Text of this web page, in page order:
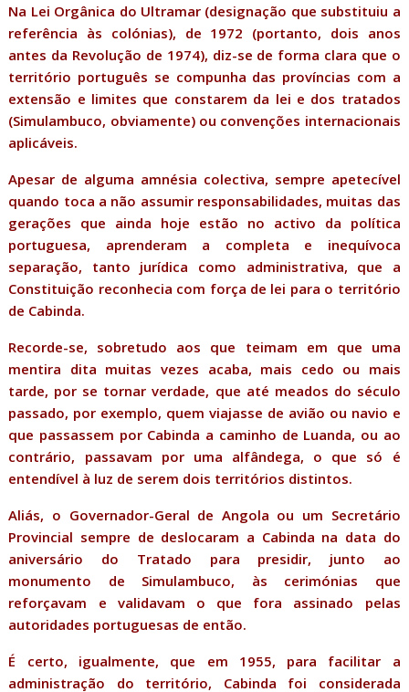
Na Lei Orgânica do Ultramar (designação que substituiu a
referência às colónias), de 1972 (portanto, dois anos
antes da Revolução de 1974), diz-se de forma clara que o
território português se compunha das províncias com a
extensão e limites que constarem da lei e dos tratados
(Simulambuco, obviamente) ou convenções internacionais
aplicáveis.
Apesar de alguma amnésia colectiva, sempre apetecível
quando toca a não assumir responsabilidades, muitas das
gerações que ainda hoje estão no activo da política
portuguesa, aprenderam a completa e inequívoca
separação, tanto jurídica como administrativa, que a
Constituição reconhecia com força de lei para o território
de Cabinda.
Recorde-se, sobretudo aos que teimam em que uma
mentira dita muitas vezes acaba, mais cedo ou mais
tarde, por se tornar verdade, que até meados do século
passado, por exemplo, quem viajasse de avião ou navio e
que passassem por Cabinda a caminho de Luanda, ou ao
contrário, passavam por uma alfândega, o que só é
entendível à luz de serem dois territórios distintos.
Aliás, o Governador-Geral de Angola ou um Secretário
Provincial sempre de deslocaram a Cabinda na data do
aniversário do Tratado para presidir, junto ao
monumento de Simulambuco, às cerimónias que
reforçavam e validavam o que fora assinado pelas
autoridades portuguesas de então.
É certo, igualmente, que em 1955, para facilitar a
administração do território, Cabinda foi considerada